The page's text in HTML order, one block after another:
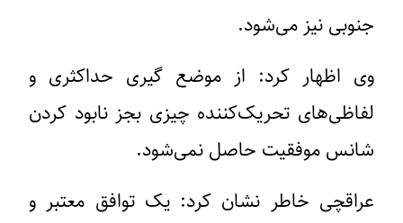
جنوبی نیز می‌شود.
وی اظهار کرد: از موضع گیری حداکثری و
لفاظی‌های تحریک‌کننده چیزی بجز نابود کردن
شانس موفقیت حاصل نمی‌شود.
عراقچی خاطر نشان کرد: یک توافق معتبر و